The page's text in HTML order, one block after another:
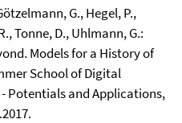
G., Hegel, P.,
Tonne, D., Uhlmann, G.:
Models for a History of
School of Digital
Potentials and Applications,